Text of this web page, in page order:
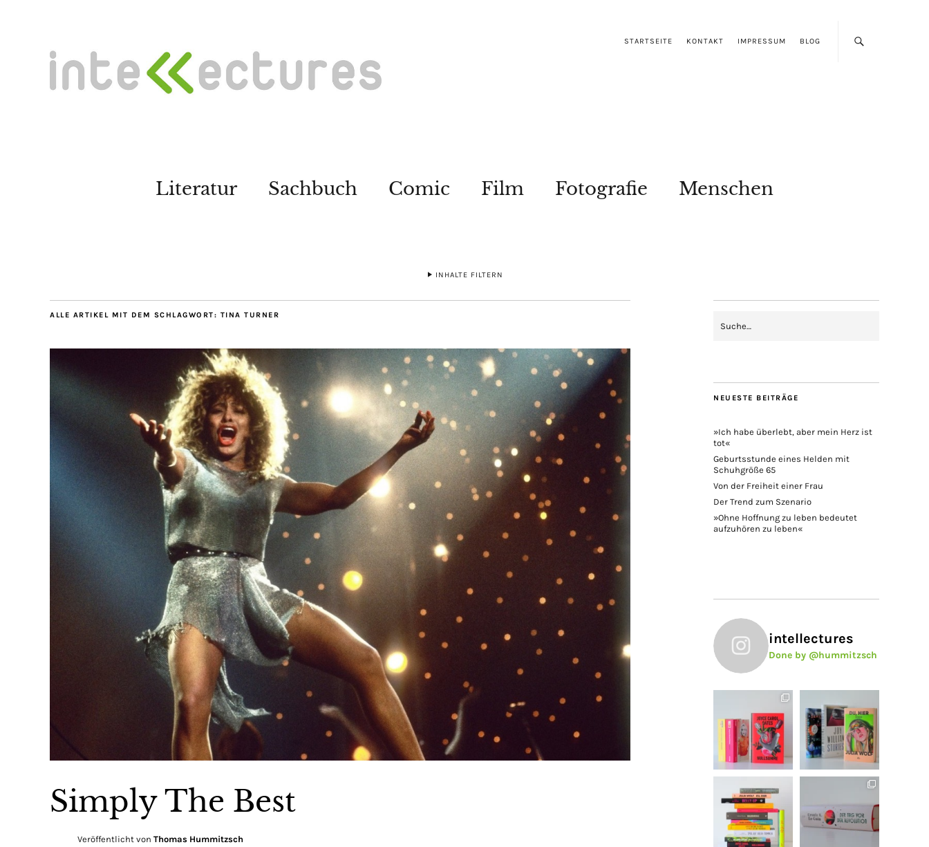
STARTSEITE KONTAKT IMPRESSUM BLOG
Literatur Sachbuch Comic Film Fotografie Menschen
INHALTE FILTERN
ALLE ARTIKEL MIT DEM SCHLAGWORT: TINA TURNER
Simply The Best
Veröffentlicht von Thomas Hummitzsch
NEUESTE BEITRÄGE
»Ich habe überlebt, aber mein Herz ist
tot«
Geburtsstunde eines Helden mit
Schuhgröße 65
Von der Freiheit einer Frau
Der Trend zum Szenario
»Ohne Hoffnung zu leben bedeutet
aufzuhören zu leben«
intellectures
Done by @hummitzsch